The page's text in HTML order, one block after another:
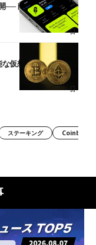
──トークン化株式で
仮想通貨先物を導入
ステーキング Coinbase